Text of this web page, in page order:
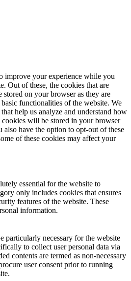
improve your experience while you
Out of these, the cookies that are
stored on your browser as they are
functionalities of the website. We
help us analyze and understand how
cookies will be stored in your browser
have the option to opt-out of these
of these cookies may affect your
essential for the website to
only includes cookies that ensures
features of the website. These
information.
particularly necessary for the website
to collect user personal data via
contents are termed as non-necessary
user consent prior to running